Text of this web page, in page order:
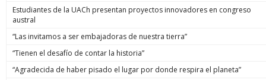
Estudiantes de la UACh presentan proyectos innovadores en congreso
austral
“Las invitamos a ser embajadoras de nuestra tierra”
“Tienen el desafío de contar la historia”
“Agradecida de haber pisado el lugar por donde respira el planeta”